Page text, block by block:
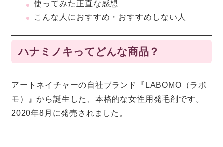
使ってみた正直な感想
こんな人におすすめ・おすすめしない人
ハナミノキってどんな商品？
アートネイチャーの自社ブランド『LABOMO（ラボ
モ）』から誕生した、本格的な女性用発毛剤です。
2020年8月に発売されました。